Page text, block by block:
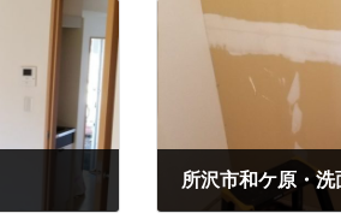
所沢市和ケ原・